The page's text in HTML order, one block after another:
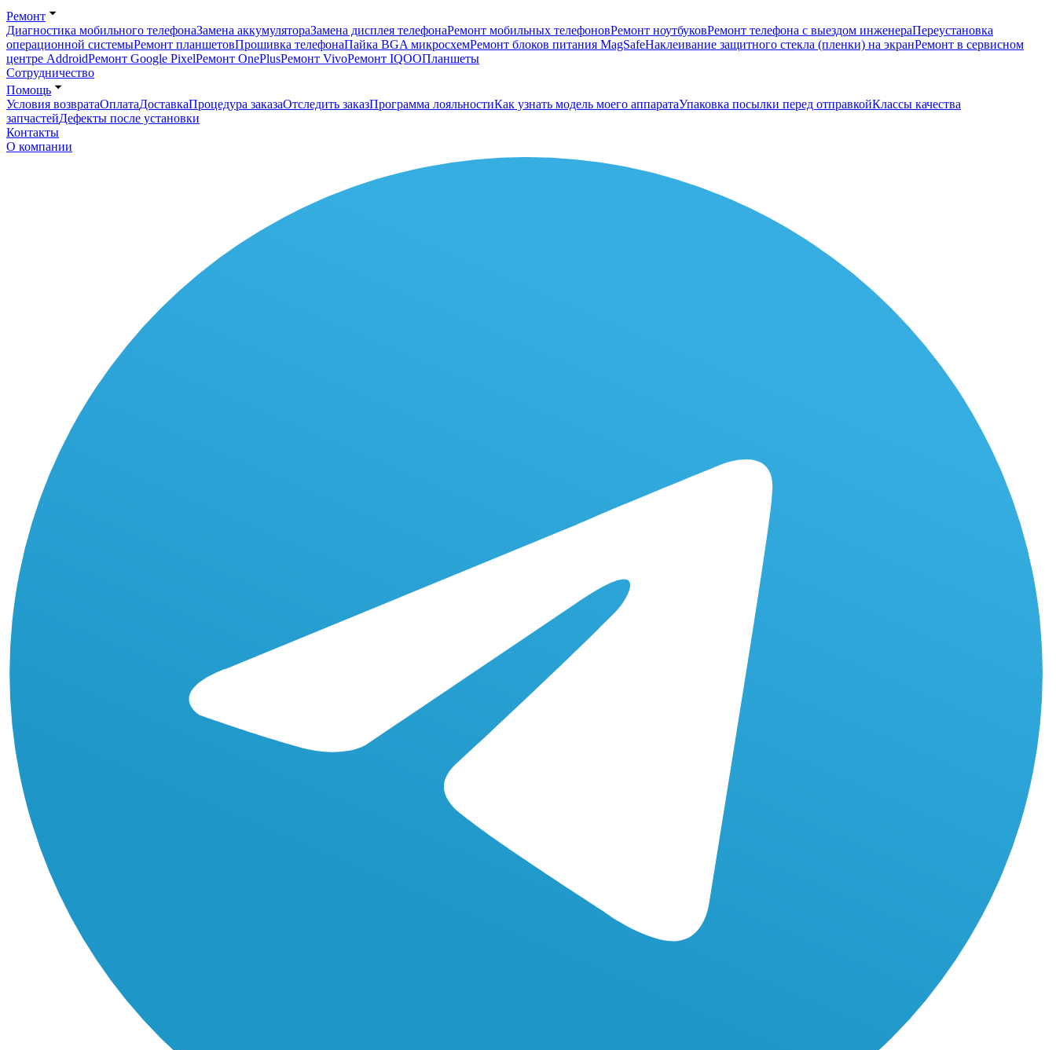
Ремонт
Диагностика мобильного телефонаЗамена аккумулятораЗамена дисплея телефонаРемонт мобильных телефоновРемонт ноутбуковРемонт телефона с выездом инженераПереустановка
операционной системыРемонт планшетовПрошивка телефонаПайка BGA микросхемРемонт блоков питания MagSafeНаклеивание защитного стекла (пленки) на экранРемонт в сервисном
центре AddroidРемонт Google PixelРемонт OnePlusРемонт VivoРемонт IQOOПланшеты
Сотрудничество
Помощь
Условия возвратаОплатаДоставкаПроцедура заказаОтследить заказПрограмма лояльностиКак узнать модель моего аппаратаУпаковка посылки перед отправкойКлассы качества
запчастейДефекты после установки
Контакты
О компании